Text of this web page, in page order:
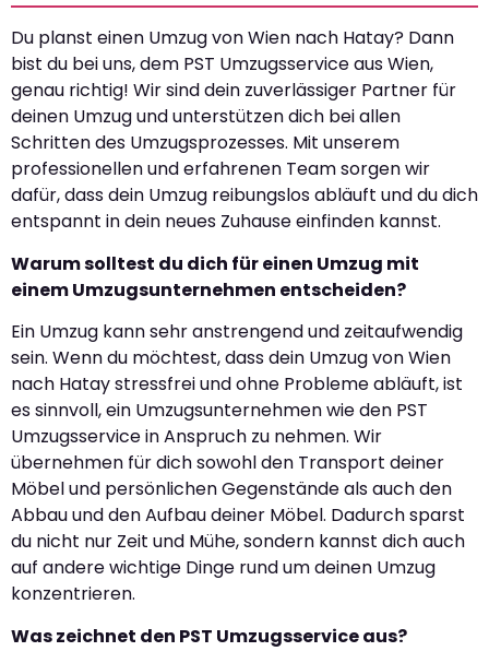
Du planst einen Umzug von Wien nach Hatay? Dann
bist du bei uns, dem PST Umzugsservice aus Wien,
genau richtig! Wir sind dein zuverlässiger Partner für
deinen Umzug und unterstützen dich bei allen
Schritten des Umzugsprozesses. Mit unserem
professionellen und erfahrenen Team sorgen wir
dafür, dass dein Umzug reibungslos abläuft und du dich
entspannt in dein neues Zuhause einfinden kannst.
Warum solltest du dich für einen Umzug mit
einem Umzugsunternehmen entscheiden?
Ein Umzug kann sehr anstrengend und zeitaufwendig
sein. Wenn du möchtest, dass dein Umzug von Wien
nach Hatay stressfrei und ohne Probleme abläuft, ist
es sinnvoll, ein Umzugsunternehmen wie den PST
Umzugsservice in Anspruch zu nehmen. Wir
übernehmen für dich sowohl den Transport deiner
Möbel und persönlichen Gegenstände als auch den
Abbau und den Aufbau deiner Möbel. Dadurch sparst
du nicht nur Zeit und Mühe, sondern kannst dich auch
auf andere wichtige Dinge rund um deinen Umzug
konzentrieren.
Was zeichnet den PST Umzugsservice aus?